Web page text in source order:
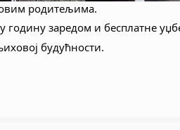
родитељима.
годину заредом и бесплатне
будућности.